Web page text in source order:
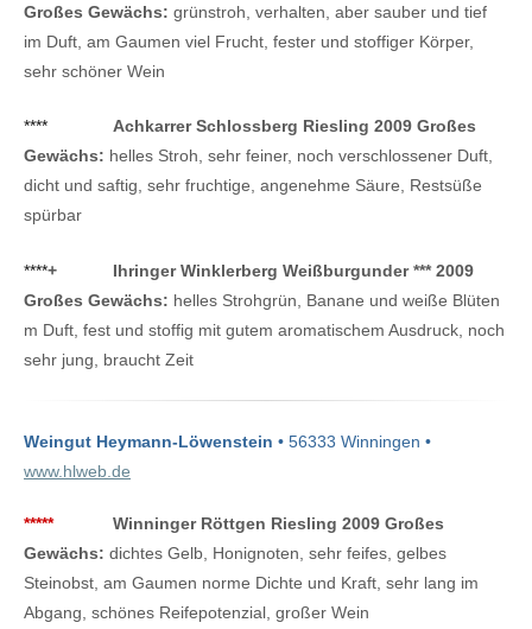
Großes Gewächs: grünstroh, verhalten, aber sauber und tief
im Duft, am Gaumen viel Frucht, fester und stoffiger Körper,
sehr schöner Wein
****
Achkarrer Schlossberg Riesling 2009 Großes
Gewächs: helles Stroh, sehr feiner, noch verschlossener Duft,
dicht und saftig, sehr fruchtige, angenehme Säure, Restsüße
spürbar
****+
Ihringer Winklerberg Weißburgunder *** 2009
Großes Gewächs: helles Strohgrün, Banane und weiße Blüten
m Duft, fest und stoffig mit gutem aromatischem Ausdruck, noch
sehr jung, braucht Zeit
Weingut Heymann-Löwenstein • 56333 Winningen •
www.hlweb.de
*****
Winninger Röttgen Riesling 2009 Großes
Gewächs: dichtes Gelb, Honignoten, sehr feifes, gelbes
Steinobst, am Gaumen norme Dichte und Kraft, sehr lang im
Abgang, schönes Reifepotenzial, großer Wein